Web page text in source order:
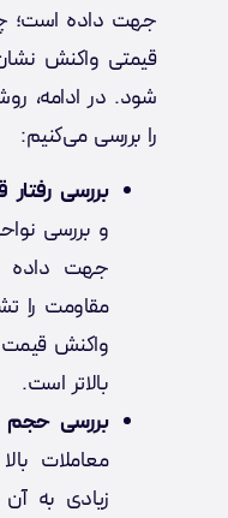
جهت داده است؛
قیمتی واکنش
شود. در ادامه،
را بررسی می‌کنیم:
بررسی
و بررسی
جهت داده
مقاومت را
واکنش قیمت
بالاتر است.
بررسی حجم
معاملات
زیادی به